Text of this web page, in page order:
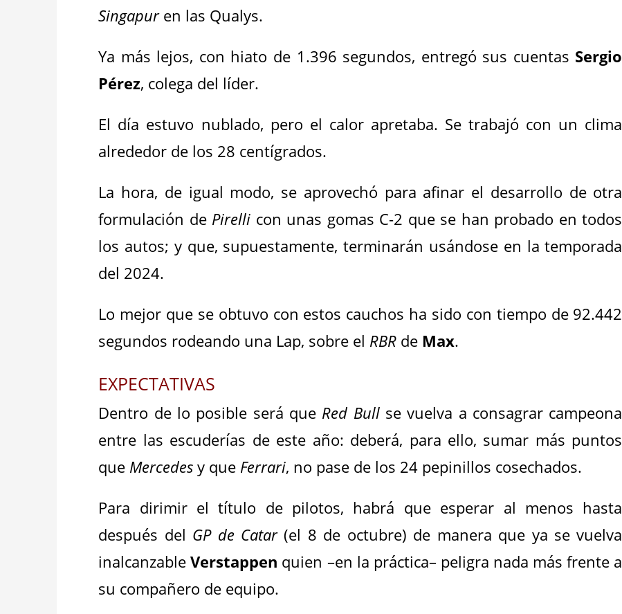
Singapuren las Qualys.
Ya más lejos, con hiato de 1.396 segundos, entregó sus cuentas Sergio
Pérez, colega del líder.
El día estuvo nublado, pero el calor apretaba. Se trabajó con un clima
alrededor de los 28 centígrados.
La hora, de igual modo, se aprovechó para afinar el desarrollo de otra
formulación de Pirelli con unas gomas C-2 que se han probado en todos
los autos; y que, supuestamente, terminarán usándose en la temporada
del 2024.
Lo mejor que se obtuvo con estos cauchos ha sido con tiempo de 92.442
segundos rodeando una Lap, sobre el RBR de Max.
EXPECTATIVAS
Dentro de lo posible será que Red Bullse vuelva a consagrar campeona
entre las escuderías de este año: deberá, para ello, sumar más puntos
que Mercedes y que Ferrari, no pase de los 24 pepinillos cosechados.
Para dirimir el título de pilotos, habrá que esperar al menos hasta
después del GP de Catar(el 8 de octubre) de manera que ya se vuelva
inalcanzableVerstappen quien –en la práctica– peligra nada más frente a
su compañero de equipo.